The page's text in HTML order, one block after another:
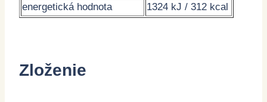
energetická hodnota
1324 kJ / 312 kcal
Zloženie